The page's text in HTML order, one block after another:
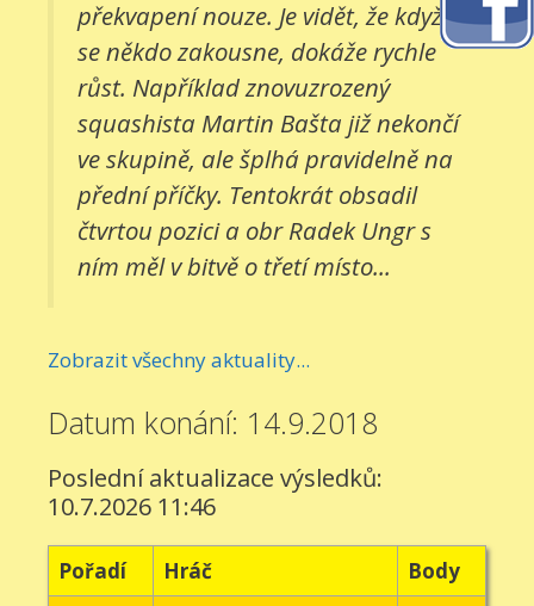
překvapení nouze. Je vidět, že když
se někdo zakousne, dokáže rychle
růst. Například znovuzrozený
squashista Martin Bašta již nekončí
ve skupině, ale šplhá pravidelně na
přední příčky. Tentokrát obsadil
čtvrtou pozici a obr Radek Ungr s
ním měl v bitvě o třetí místo...
Zobrazit všechny aktuality...
Datum konání: 14.9.2018
Poslední aktualizace výsledků:
10.7.2026 11:46
Pořadí Hráč
Body